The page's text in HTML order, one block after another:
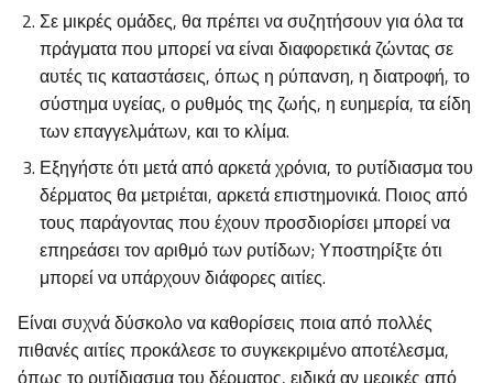
Σε μικρές ομάδες, θα πρέπει να συζητήσουν για όλα τα
πράγματα που μπορεί να είναι διαφορετικά ζώντας σε
αυτές τις καταστάσεις, όπως η ρύπανση, η διατροφή, το
σύστημα υγείας, ο ρυθμός της ζωής, η ευημερία, τα είδη
των επαγγελμάτων, και το κλίμα.
Εξηγήστε ότι μετά από αρκετά χρόνια, το ρυτίδιασμα του
δέρματος θα μετριέται, αρκετά επιστημονικά. Ποιος από
τους παράγοντας που έχουν προσδιορίσει μπορεί να
επηρεάσει τον αριθμό των ρυτίδων; Υποστηρίξτε ότι
μπορεί να υπάρχουν διάφορες αιτίες.
Είναι συχνά δύσκολο να καθορίσεις ποια από πολλές
πιθανές αιτίες προκάλεσε το συγκεκριμένο αποτέλεσμα,
όπως το ρυτίδιασμα του δέρματος, ειδικά αν μερικές από